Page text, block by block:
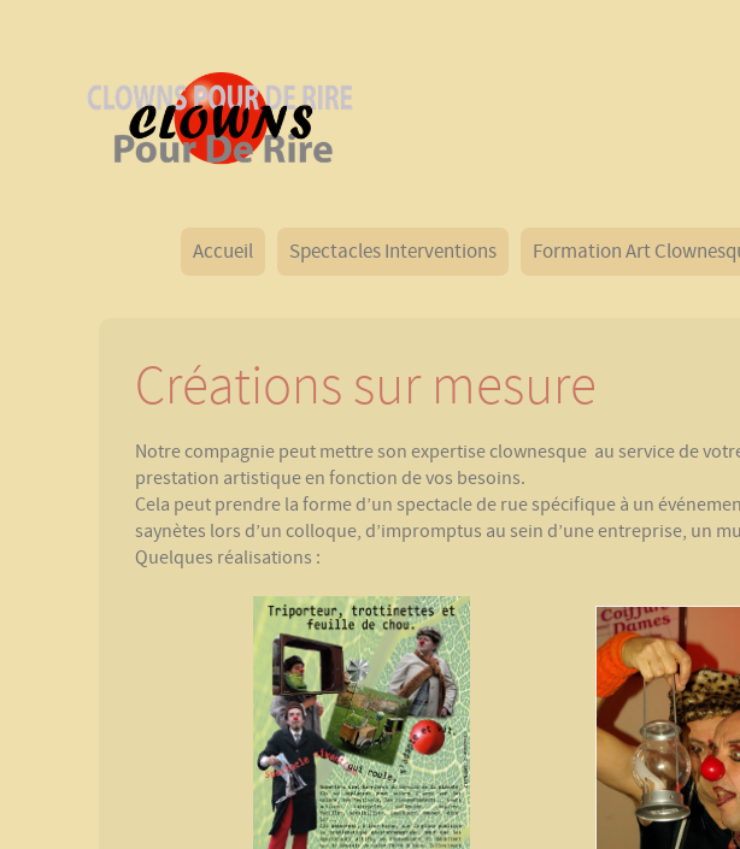
Accueil Spectacles Interventions Formation Art
Créations sur mesure
Notre compagnie peut mettre son expertise clownesque au service de
prestation artistique en fonction de vos besoins.
Cela peut prendre la forme d’un spectacle de rue spécifique à un
saynètes lors d’un colloque, d’impromptus au sein d’une entreprise, un
Quelques réalisations :